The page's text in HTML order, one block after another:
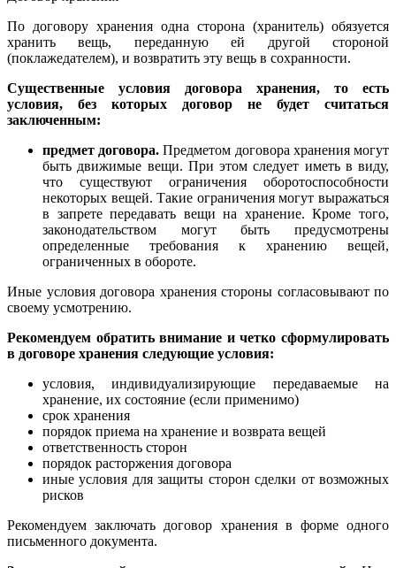
По договору хранения одна сторона (хранитель) обязуется
хранить вещь, переданную ей другой стороной
(поклажедателем), и возвратить эту вещь в сохранности.
Существенные условия договора хранения, то есть
условия, без которых договор не будет считаться
заключенным:
предмет договора.Предметом договора хранения могут
быть движимые вещи. При этом следует иметь в виду,
что существуют ограничения оборотоспособности
некоторых вещей. Такие ограничения могут выражаться
в запрете передавать вещи на хранение. Кроме того,
законодательством могут быть предусмотрены
определенные требования к хранению вещей,
ограниченных в обороте.
Иные условия договора хранения стороны согласовывают по
своему усмотрению.
Рекомендуем обратить внимание и четко сформулировать
в договоре хранения следующие условия:
условия, индивидуализирующие передаваемые на
хранение, их состояние (если применимо)
срок хранения
порядок приема на хранение и возврата вещей
ответственность сторон
порядок расторжения договора
иные условия для защиты сторон сделки от возможных
рисков
Рекомендуем заключать договор хранения в форме одного
письменного документа.